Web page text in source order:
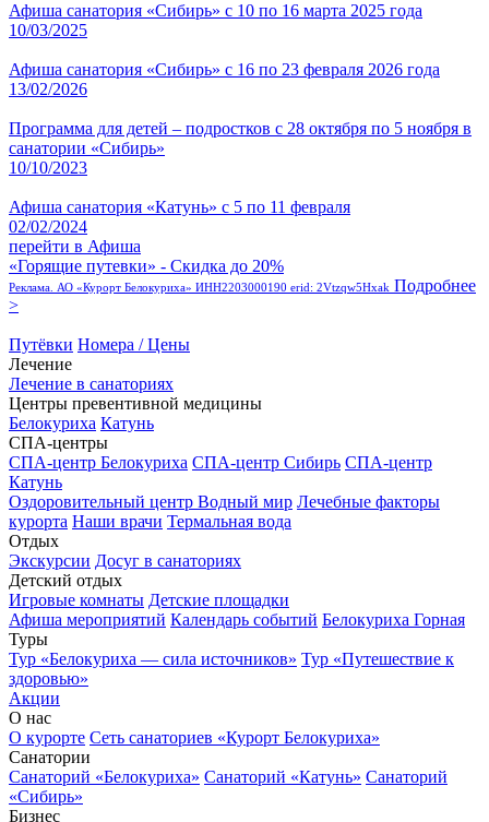
Афиша санатория «Сибирь» с 10 по 16 марта 2025 года
10/03/2025
Афиша санатория «Сибирь» с 16 по 23 февраля 2026 года
13/02/2026
Программа для детей – подростков с 28 октября по 5 ноября в
санатории «Сибирь»
10/10/2023
Афиша санатория «Катунь» с 5 по 11 февраля
02/02/2024
перейти в Афиша
«Горящие путевки» - Скидка до 20%
Реклама. АО «Курорт Белокуриха» ИНН2203000190 erid: 2Vtzqw5Hxak Подробнее
>
Путёвки Номера / Цены
Лечение
Лечение в санаториях
Центры превентивной медицины
Белокуриха Катунь
СПА-центры
СПА-центр Белокуриха СПА-центр Сибирь СПА-центр
Катунь
Оздоровительный центр Водный мир Лечебные факторы
курорта Наши врачи Термальная вода
Отдых
Экскурсии Досуг в санаториях
Детский отдых
Игровые комнаты Детские площадки
Афиша мероприятий Календарь событий Белокуриха Горная
Туры
Тур «Белокуриха — сила источников» Тур «Путешествие к
здоровью»
Акции
О нас
О курорте Сеть санаториев «Курорт Белокуриха»
Санатории
Санаторий «Белокуриха» Санаторий «Катунь» Санаторий
«Сибирь»
Бизнес